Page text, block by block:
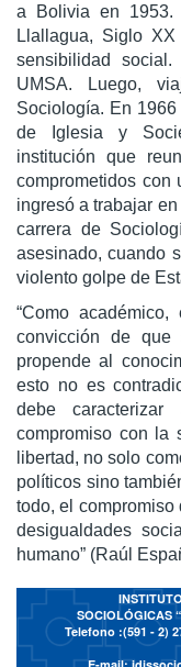
a Bolivia en 1953.
Llallagua, Siglo
sensibilidad
UMSA. Luego,
Sociología. En
de Iglesia y
institución que
comprometidos con
ingresó a trabajar
carrera de
asesinado, cuando
violento golpe de
“Como
convicción de
propende al
esto no es
debe
compromiso con la
libertad, no solo
políticos sino
todo, el
desigualdades
humano” (Raúl
SOCIOLÓGICAS
Telefono :(591 - 2)